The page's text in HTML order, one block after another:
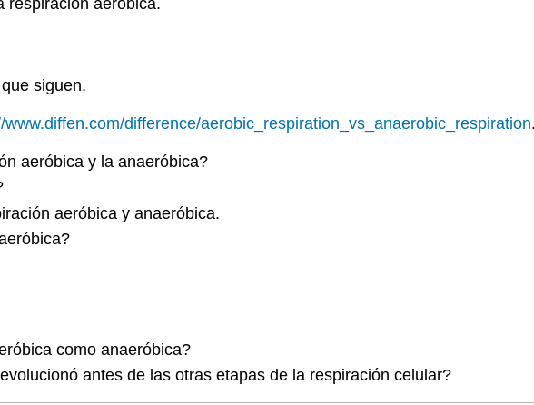
siguen.
www.diffen.com/difference/aerobic_respiration_vs_anaerobic_respiration.
aeróbica y la anaeróbica?
aeróbica y anaeróbica.
como anaeróbica?
antes de las otras etapas de la respiración celular?